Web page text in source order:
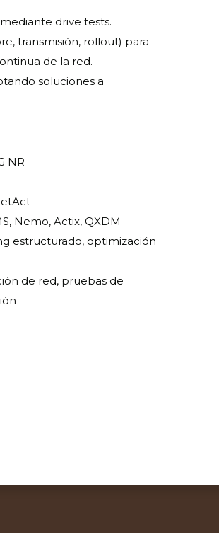
drive tests.
transmisión, rollout) para
de la red.
soluciones a
NR
Nemo, Actix, QXDM
estructurado, optimización
de red, pruebas de